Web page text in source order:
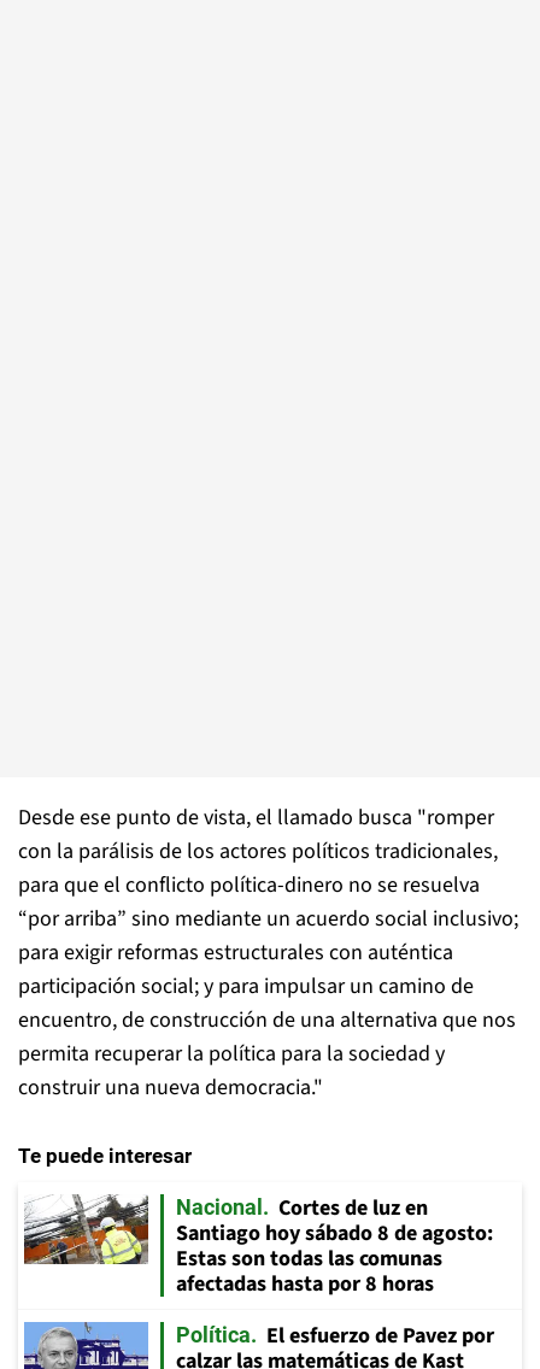
Desde ese punto de vista, el llamado busca "romper
con la parálisis de los actores políticos tradicionales,
para que el conflicto política-dinero no se resuelva
“por arriba” sino mediante un acuerdo social inclusivo;
para exigir reformas estructurales con auténtica
participación social; y para impulsar un camino de
encuentro, de construcción de una alternativa que nos
permita recuperar la política para la sociedad y
construir una nueva democracia."
Te puede interesar
Nacional
Cortes de luz en
Santiago hoy sábado 8 de agosto:
Estas son todas las comunas
afectadas hasta por 8 horas
Política
El esfuerzo de Pavez por
calzar las matemáticas de Kast